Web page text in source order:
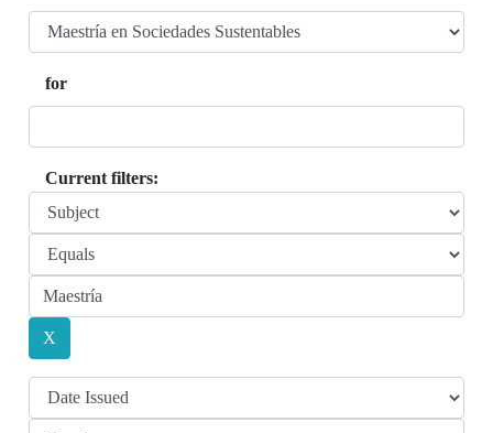
for
Current filters: